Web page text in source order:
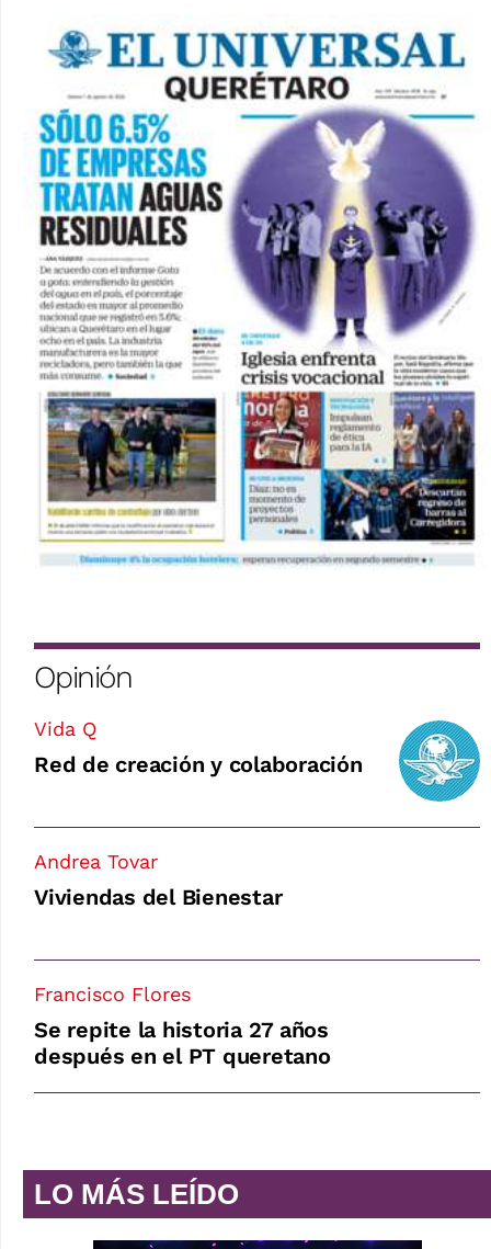
Opinión
Vida Q
Red de creación y colaboración
Andrea Tovar
Viviendas del Bienestar
Francisco Flores
Se repite la historia 27 años
después en el PT queretano
LO MÁS LEÍDO